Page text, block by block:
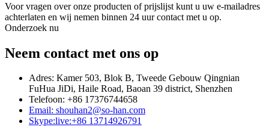
Voor vragen over onze producten of prijslijst kunt u uw e-mailadres
achterlaten en wij nemen binnen 24 uur contact met u op.
Onderzoek nu
Neem contact met ons op
Adres: Kamer 503, Blok B, Tweede Gebouw Qingnian
FuHua JiDi, Haile Road, Baoan 39 district, Shenzhen
Telefoon: +86 17376744658
Email: shouhan2@so-han.com
Skype:live:+86 13714926791